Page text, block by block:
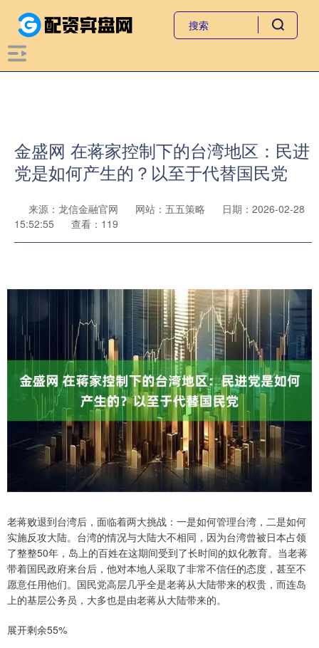
金盛网 在蒋家控制下的台湾地区：民进
党是如何产生的？以至于代替国民党
来源：龙信金融官网 网站：五五策略
日期：2026-02-28
15:52:55
查看：119
老蒋败退到台湾后，面临着两大挑战：一是如何管理台湾，二是如何
实施反攻大陆。台湾的情况与大陆大不相同，因为台湾曾被日本占领
了整整50年，岛上的百姓在这期间受到了长时间的奴化教育。当老蒋
带着国民政府来台后，他对本地人采取了非常不信任的态度，甚至不
愿意任用他们。国民党高层几乎全是老蒋从大陆带来的权贵，而连岛
上的基层公务员，大多也是由老蒋从大陆带来的。
展开剩余55%